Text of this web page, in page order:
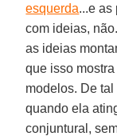
esquerda...e as
com ideias,
as ideias
que isso
modelos. De
quando ela
conjuntural,